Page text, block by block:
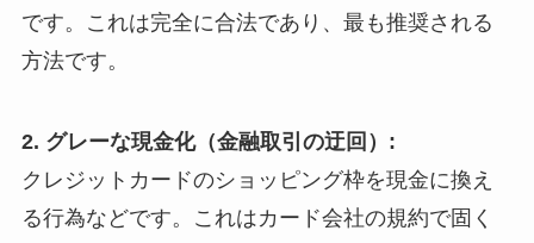
です。これは完全に合法であり、最も推奨される
方法です。
2. グレーな現金化（金融取引の迂回）:
クレジットカードのショッピング枠を現金に換え
る行為などです。これはカード会社の規約で固く